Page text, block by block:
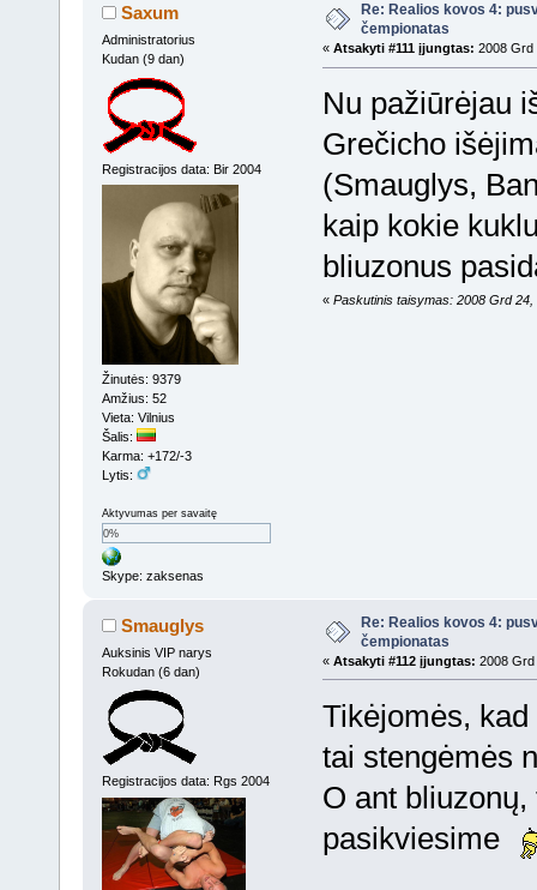
Saxum
Administratorius
Kudan (9 dan)
Registracijos data: Bir 2004
Žinutės: 9379
Amžius: 52
Vieta: Vilnius
Šalis:
Karma: +172/-3
Lytis:
Aktyvumas per savaitę
0%
Skype: zaksenas
Re: Realios kovos 4:
čempionatas
« Atsakyti #111 įjungtas: 2008 Grd
Nu pažiūrėjau
Grečicho
(Smauglys,
kaip kokie
bliuzonus
« Paskutinis taisymas: 2008 Grd
Smauglys
Auksinis VIP narys
Rokudan (6 dan)
Registracijos data: Rgs 2004
Re: Realios kovos 4:
čempionatas
« Atsakyti #112 įjungtas: 2008 Grd
Tikėjomės,
tai stengėmės
O ant
pasikviesime